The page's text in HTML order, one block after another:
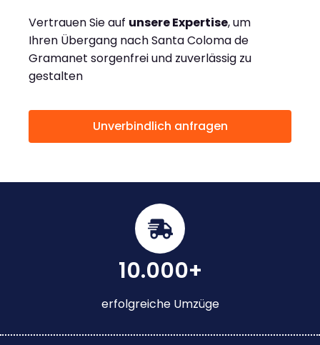
Vertrauen Sie auf unsere Expertise, um
Ihren Übergang nach Santa Coloma de
Gramanet sorgenfrei und zuverlässig zu
gestalten
Unverbindlich anfragen
10.000+
erfolgreiche Umzüge